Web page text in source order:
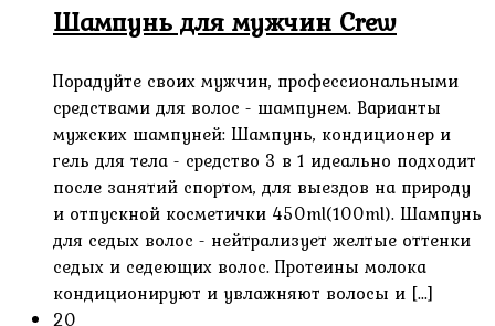
Шампунь для мужчин Crew
Порадуйте своих мужчин, профессиональными
средствами для волос - шампунем. Варианты
мужских шампуней: Шампунь, кондиционер и
гель для тела - средство 3 в 1 идеально подходит
после занятий спортом, для выездов на природу
и отпускной косметички 450ml(100ml). Шампунь
для седых волос - нейтрализует желтые оттенки
седых и седеющих волос. Протеины молока
кондиционируют и увлажняют волосы и [...]
20